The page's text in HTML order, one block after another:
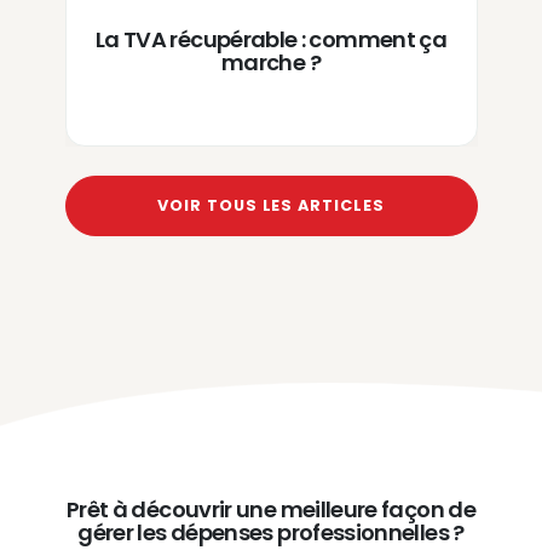
La TVA récupérable : comment ça
marche ?
VOIR TOUS LES ARTICLES
Prêt à découvrir une meilleure façon de
gérer les dépenses professionnelles ?